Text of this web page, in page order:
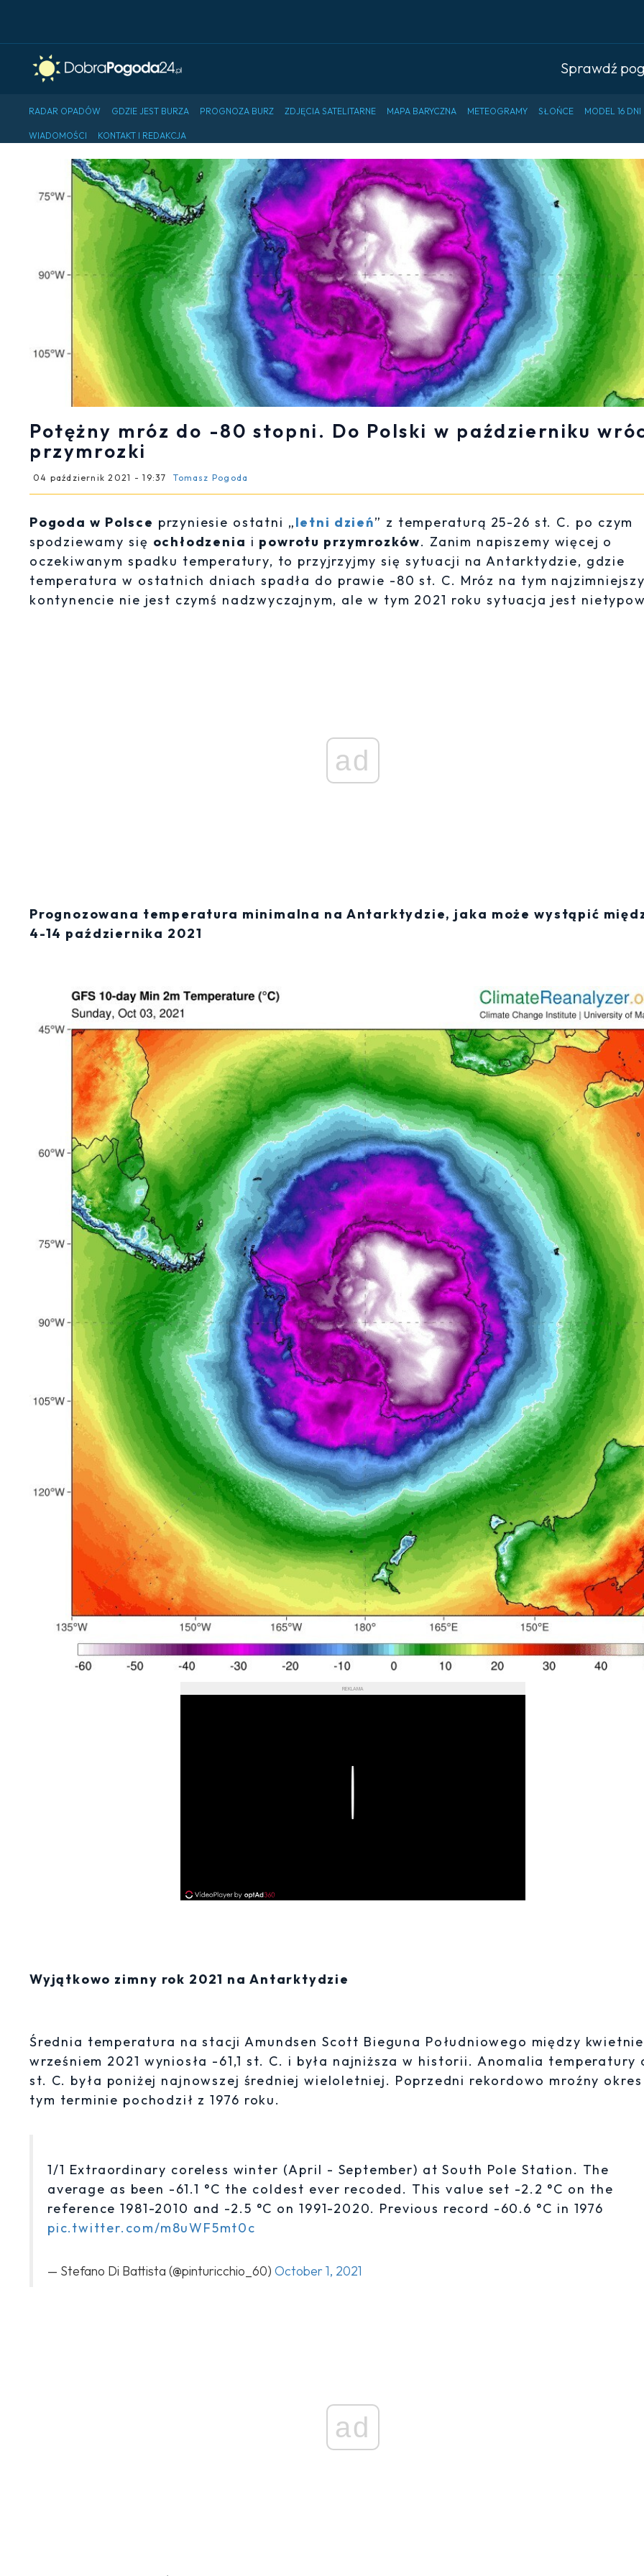
Sprawdź
RADAR OPADÓW GDZIE JEST BURZA PROGNOZA BURZ ZDJĘCIA SATELITARNE MAPA BARYCZNA METEOGRAMY SŁOŃCE MODEL 16 DNI
WIADOMOŚCI KONTAKT I REDAKCJA
Potężny mróz do -80 stopni. Do Polski w październiku
przymrozki
04 październik 2021 - 19:37 Tomasz Pogoda
Pogoda w Polsce przyniesie ostatni „letni dzień” z temperaturą 25-26 st. C. po czym
spodziewamy się ochłodzenia i powrotu przymrozków. Zanim napiszemy więcej o
oczekiwanym spadku temperatury, to przyjrzyjmy się sytuacji na Antarktydzie, gdzie
temperatura w ostatnich dniach spadła do prawie -80 st. C. Mróz na tym
kontynencie nie jest czymś nadzwyczajnym, ale w tym 2021 roku sytuacja jest
ad
Prognozowana temperatura minimalna na Antarktydzie, jaka może wystąpić
4-14 października 2021
REKLAMA
Wyjątkowo zimny rok 2021 na Antarktydzie
Średnia temperatura na stacji Amundsen Scott Bieguna Południowego między
wrześniem 2021 wyniosła -61,1 st. C. i była najniższa w historii. Anomalia temperatury
st. C. była poniżej najnowszej średniej wieloletniej. Poprzedni rekordowo mroźny
tym terminie pochodził z 1976 roku.
1/1 Extraordinary coreless winter (April - September) at South Pole Station. The
average as been -61.1 °C the coldest ever recoded. This value set -2.2 °C on the
reference 1981-2010 and -2.5 °C on 1991-2020. Previous record -60.6 °C in 1976
pic.twitter.com/m8uWF5mt0c
— Stefano Di Battista (@pinturicchio_60) October 1, 2021
ad